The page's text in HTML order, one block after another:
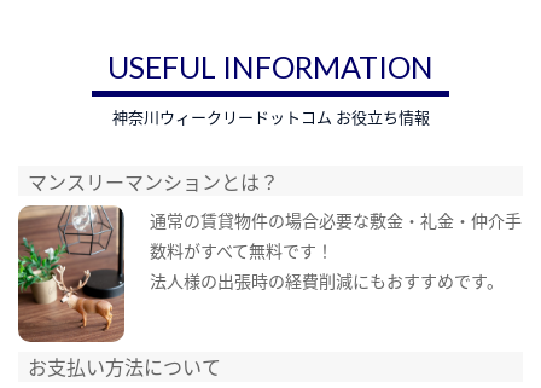
USEFUL INFORMATION
神奈川ウィークリードットコム お役立ち情報
マンスリーマンションとは？
通常の賃貸物件の場合必要な敷金・礼金・仲介手
数料がすべて無料です！
法人様の出張時の経費削減にもおすすめです。
お支払い方法について